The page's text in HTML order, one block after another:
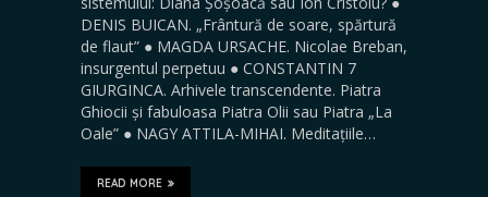
DENIS BUICAN. „Frântură de soare, spărtură
de flaut” ● MAGDA URSACHE. Nicolae Breban,
insurgentul perpetuu ● CONSTANTIN 7
GIURGINCA. Arhivele transcendente. Piatra
Ghiocii și fabuloasa Piatra Olii sau Piatra „La
Oale” ● NAGY ATTILA-MIHAI. Meditațiile…
READ MORE